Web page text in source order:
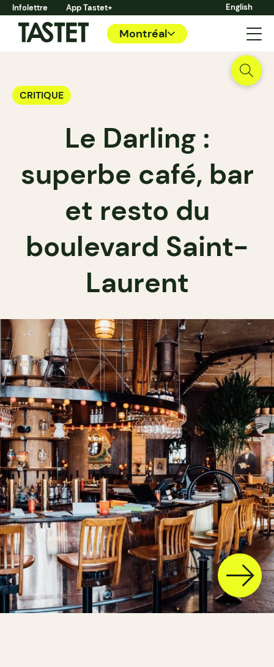
Infolettre App Tastet+ English
Montréal
CRITIQUE
Le Darling :
superbe café, bar
et resto du
boulevard Saint-
Laurent